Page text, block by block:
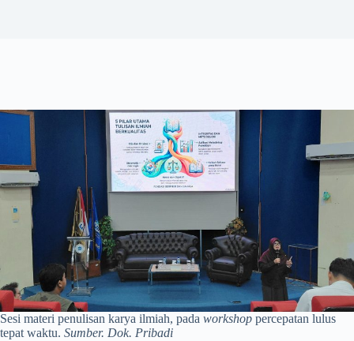
Sesi materi penulisan karya ilmiah, pada workshop percepatan lulus
tepat waktu. Sumber. Dok. Pribadi